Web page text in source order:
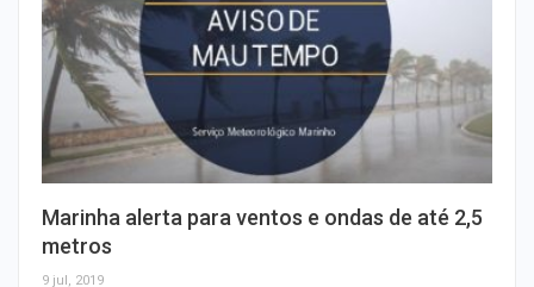
Marinha alerta para ventos e ondas de até 2,5
metros
9 jul, 2019